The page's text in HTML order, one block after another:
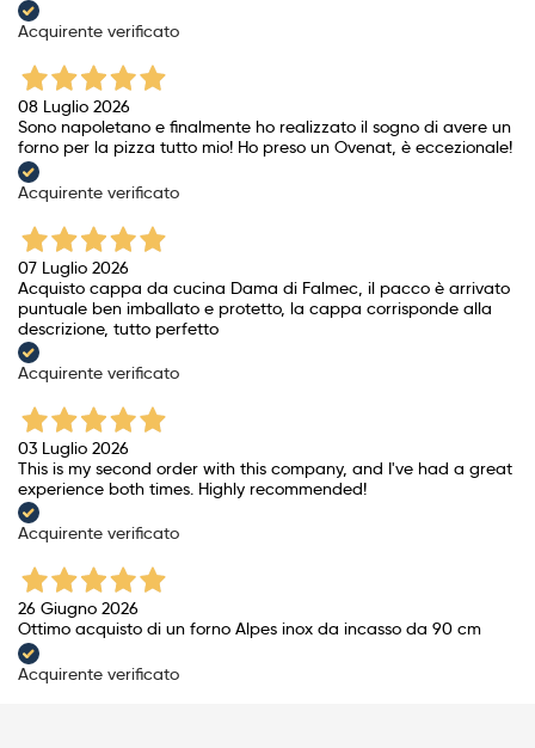
Acquirente verificato
08 Luglio 2026
Sono napoletano e finalmente ho realizzato il sogno di avere un
forno per la pizza tutto mio! Ho preso un Ovenat, è eccezionale!
Acquirente verificato
07 Luglio 2026
Acquisto cappa da cucina Dama di Falmec, il pacco è arrivato
puntuale ben imballato e protetto, la cappa corrisponde alla
descrizione, tutto perfetto
Acquirente verificato
03 Luglio 2026
This is my second order with this company, and I've had a great
experience both times. Highly recommended!
Acquirente verificato
26 Giugno 2026
Ottimo acquisto di un forno Alpes inox da incasso da 90 cm
Acquirente verificato